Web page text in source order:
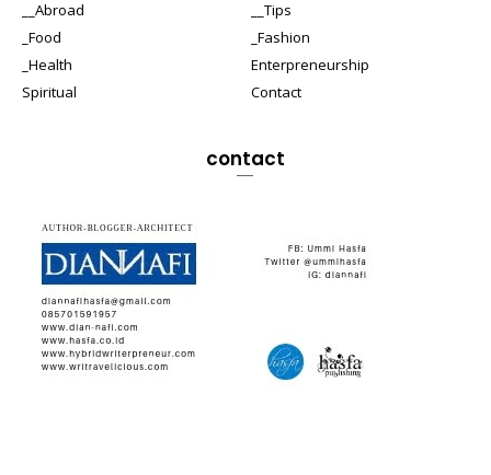
__Abroad
__Tips
_Food
_Fashion
_Health
Enterpreneurship
Spiritual
Contact
contact